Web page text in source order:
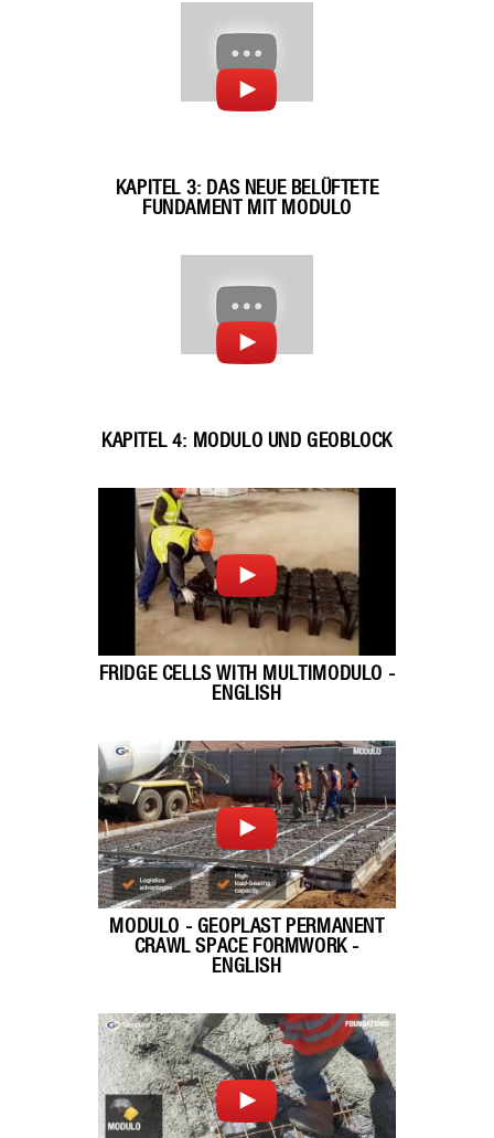
KAPITEL 3: DAS NEUE BELÜFTETE
FUNDAMENT MIT MODULO
KAPITEL 4: MODULO UND GEOBLOCK
FRIDGE CELLS WITH MULTIMODULO -
ENGLISH
MODULO - GEOPLAST PERMANENT
CRAWL SPACE FORMWORK -
ENGLISH